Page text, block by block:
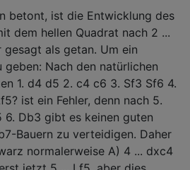
betont, ist die Entwicklung des
dem hellen Quadrat nach 2 ...
gesagt als getan. Um ein
geben: Nach den natürlichen
1. d4 d5 2. c4 c6 3. Sf3 Sf6 4.
ist ein Fehler, denn nach 5.
6. Db3 gibt es keinen guten
Bauern zu verteidigen. Daher
normalerweise A) 4 ... dxc4